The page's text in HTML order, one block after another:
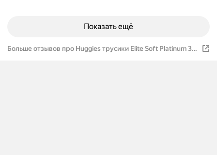
Показать ещё
Больше отзывов про Huggies трусики Elite Soft Platinum 3,